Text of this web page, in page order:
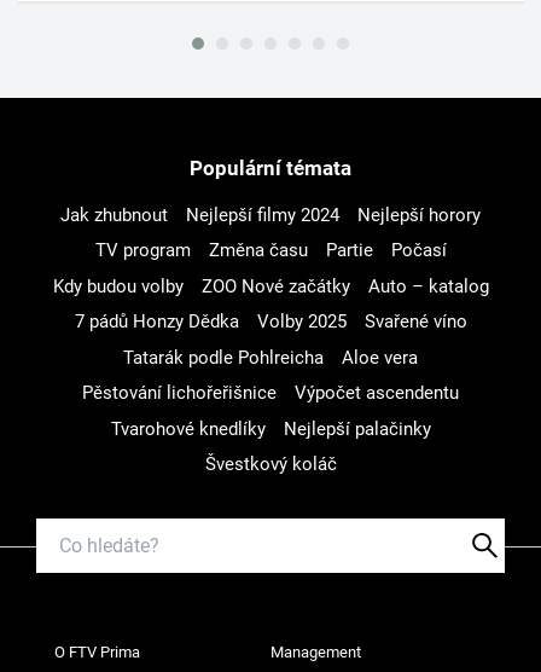
Populární témata
Jak zhubnout Nejlepší filmy 2024
Nejlepší horory
TV program
Změna času Partie
Počasí
Kdy budou volby
ZOO Nové začátky
Auto – katalog
7 pádů Honzy Dědka
Volby 2025
Svařené víno
Tatarák podle Pohlreicha
Aloe vera
Pěstování lichořeřišnice
Výpočet ascendentu
Tvarohové knedlíky
Nejlepší palačinky
Švestkový koláč
O FTV Prima Management